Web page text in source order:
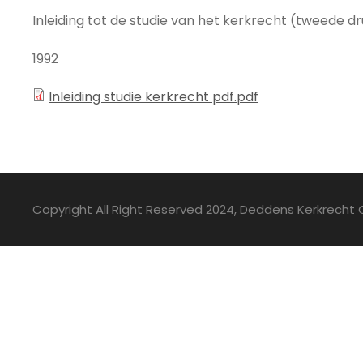
Inleiding tot de studie van het kerkrecht (tweede
1992
Inleiding studie kerkrecht pdf.pdf
Copyright All Right Reserved 2024, Deddens Kerkrecht